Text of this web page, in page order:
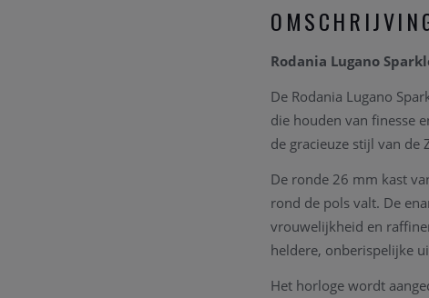
Rodania Lugano
De Rodania Lugano
die houden van finesse
de gracieuze stijl van de
De ronde 26 mm kast
rond de pols valt. De
vrouwelijkheid en
heldere, onberispelijke
Het horloge wordt